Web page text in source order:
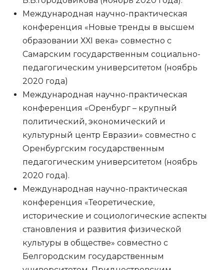
Международная научно-практическая
конференция «Новые тренды в высшем
образовании ХХI века» совместно с
Самарским государственным социально-
педагогическим университетом (ноябрь
2020 года)
Международная научно-практическая
конференция «Оренбург – крупный
политический, экономический и
культурный центр Евразии» совместно с
Оренбургским государственным
педагогическим университетом (ноябрь
2020 года).
Международная научно-практическая
конференция «Теоретические,
исторические и социологические аспекты
становления и развития физической
культуры в обществе» совместно с
Белгородским государственным